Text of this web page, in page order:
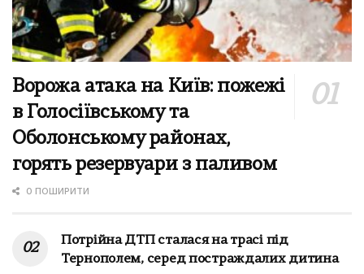
Ворожа атака на Київ: пожежі
в Голосіївському та
Оболонському районах,
горять резервуари з паливом
0 ПОШИРИТИ
Потрійна ДТП сталася на трасі під
Тернополем, серед постраждалих дитина